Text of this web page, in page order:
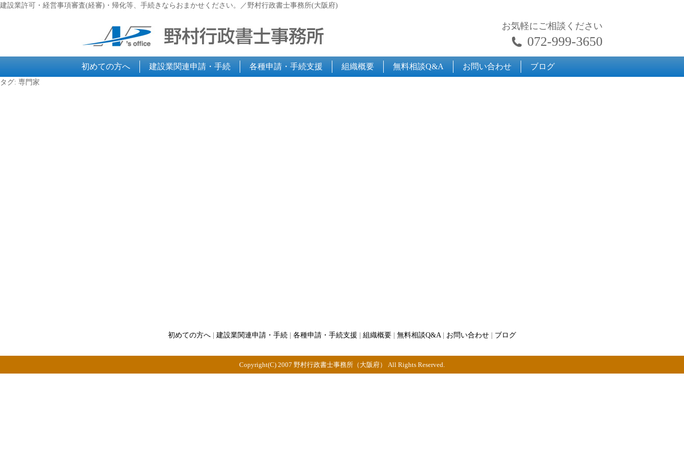
建設業許可・経営事項審査(経審)・帰化等、手続きならおまかせください。／野村行政書士事務所(大阪府)
お気軽にご相談ください
072-999-3650
初めての方へ 建設業関連申請・手続 各種申請・手続支援 組織概要 無料相談Q&A お問い合わせ ブログ
タグ: 専門家
初めての方へ 建設業関連申請・手続 各種申請・手続支援 組織概要 無料相談Q&A| お問い合わせ ブログ
Copyright(C) 2007 野村行政書士事務所（大阪府） All Rights Reserved.